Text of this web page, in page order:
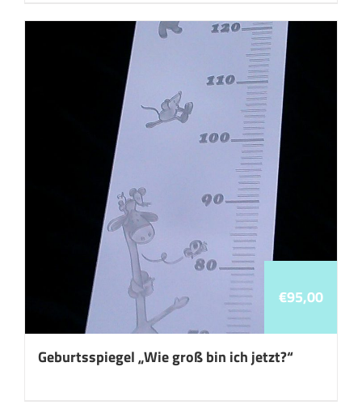
Geburtsspiegel „Wie groß bin ich jetzt?“
€95,00